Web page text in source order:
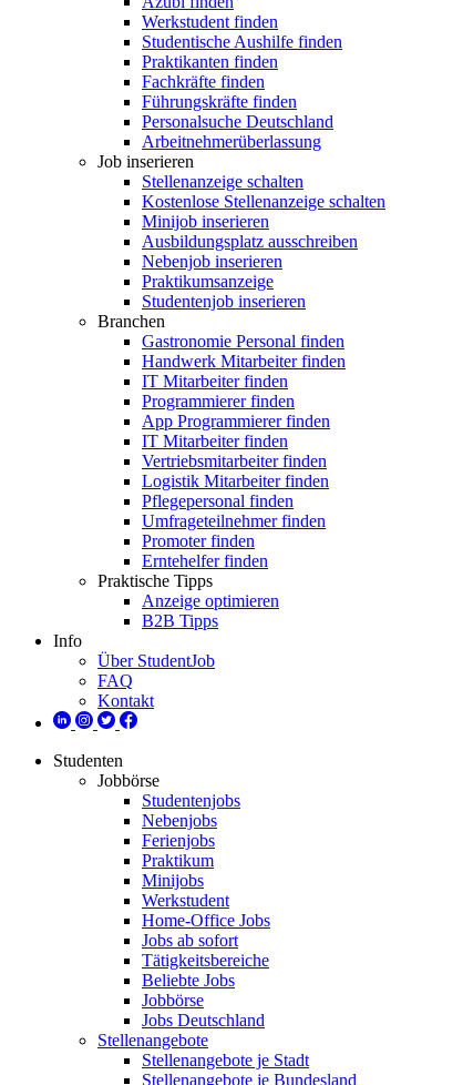
Werkstudent finden
Studentische Aushilfe finden
Praktikanten finden
Fachkräfte finden
Führungskräfte finden
Personalsuche Deutschland
Arbeitnehmerüberlassung
Job inserieren
Stellenanzeige schalten
Kostenlose Stellenanzeige schalten
Minijob inserieren
Ausbildungsplatz ausschreiben
Nebenjob inserieren
Praktikumsanzeige
Studentenjob inserieren
Branchen
Gastronomie Personal finden
Handwerk Mitarbeiter finden
IT Mitarbeiter finden
Programmierer finden
App Programmierer finden
IT Mitarbeiter finden
Vertriebsmitarbeiter finden
Logistik Mitarbeiter finden
Pflegepersonal finden
Umfrageteilnehmer finden
Promoter finden
Erntehelfer finden
Praktische Tipps
Anzeige optimieren
B2B Tipps
Info
Über StudentJob
FAQ
Kontakt
Studenten
Jobbörse
Studentenjobs
Nebenjobs
Ferienjobs
Praktikum
Minijobs
Werkstudent
Home-Office Jobs
Jobs ab sofort
Tätigkeitsbereiche
Beliebte Jobs
Jobbörse
Jobs Deutschland
Stellenangebote
Stellenangebote je Stadt
Stellenangebote je Bundesland